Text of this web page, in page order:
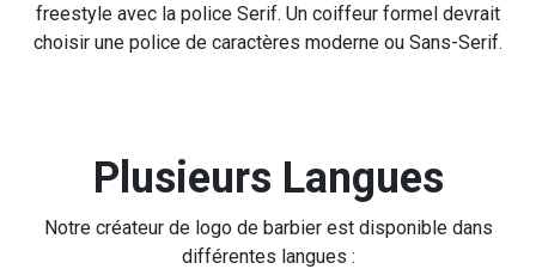
freestyle avec la police Serif. Un coiffeur formel devrait
choisir une police de caractères moderne ou Sans-Serif.
Plusieurs Langues
Notre créateur de logo de barbier est disponible dans
différentes langues :